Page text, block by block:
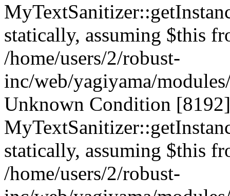
statically, assuming $this
/home/users/2/robust-
inc/web/yagiyama/
Unknown Condition
statically, assuming $this
/home/users/2/robust-